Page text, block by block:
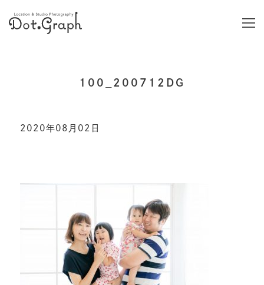
100_200712DG
2020年08月02日